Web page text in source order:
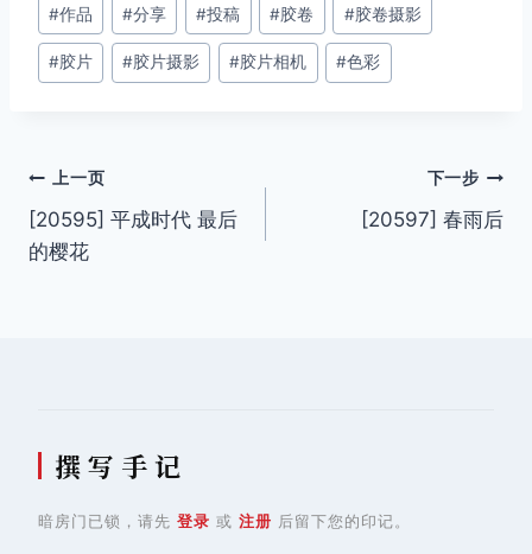
章
标
#作品 #分享 #投稿 #胶卷 #胶卷摄影
#胶片 #胶片摄影 #胶片相机 #色彩
文
章
上一页
[20595] 平成时代 最后
的樱花
下一步
[20597] 春雨后
撰 写 手 记
暗房门已锁，请先 登录 或 注册 后留下您的印记。